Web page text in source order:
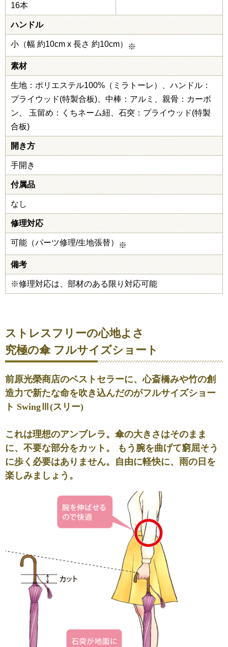
16本
ハンドル
小（幅 約10cm x 長さ 約10cm） ※
素材
生地：ポリエステル100%（ミラトーレ）、ハンドル：
プライウッド(特製合板)、中棒：アルミ、親骨：カーボ
ン、 玉留め：くちネーム紐、石突：プライウッド(特製
合板)
開き方
手開き
付属品
なし
修理対応
可能（パーツ修理/生地張替） ※
備考
※修理対応は、部材のある限り対応可能
ストレスフリーの心地よさ
究極の傘 フルサイズショート
前原光榮商店のベストセラーに、心斎橋みや竹の創
造力で新たな命を吹き込んだのがフルサイズショー
ト SwingⅢ(スリー)
これは理想のアンブレラ。傘の大きさはそのまま
に、不要な部分をカット。 もう腕を曲げて窮屈そう
に歩く必要はありません。自由に軽快に、雨の日を
楽しみましょう。